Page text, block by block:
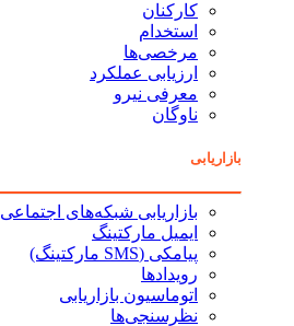
کارکنان
استخدام
مرخصی‌ها
ارزیابی عملکرد
معرفی نیرو
ناوگان
بازاریابی
بازاریابی شبکه‌های اجتماعی
ایمیل مارکتینگ
پیامکی (SMS مارکتینگ)
رویدادها
اتوماسیون بازاریابی
نظرسنجی‌ها